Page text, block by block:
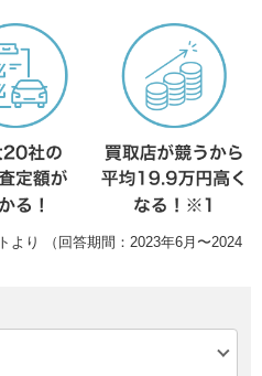
より （回答期間：2023年6月〜2024